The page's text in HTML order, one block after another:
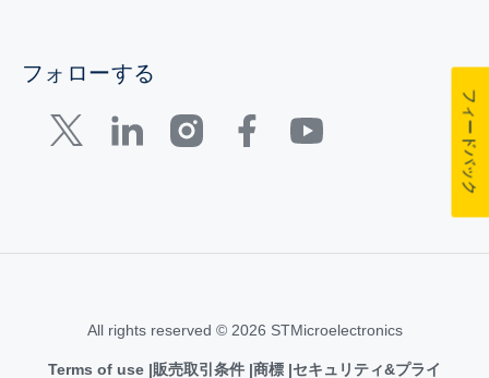
フォローする
All rights reserved © 2026 STMicroelectronics
Terms of use 販売取引条件 商標 セキュリティ&プライ
フィードバック